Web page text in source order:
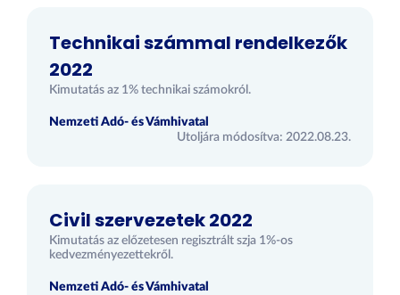
Technikai számmal rendelkezők
2022
Kimutatás az 1% technikai számokról.
Nemzeti Adó- és Vámhivatal
Utoljára módosítva: 2022.08.23.
Civil szervezetek 2022
Kimutatás az előzetesen regisztrált szja 1%-os
kedvezményezettekről.
Nemzeti Adó- és Vámhivatal